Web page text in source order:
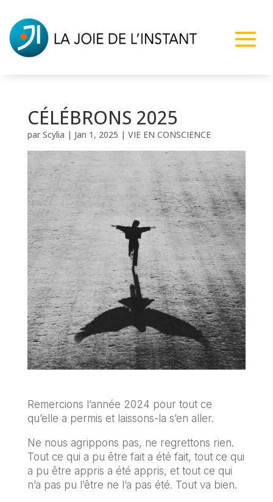
CÉLÉBRONS 2025
par Scylia | Jan 1, 2025 | VIE EN CONSCIENCE
Remercions l’année 2024 pour tout ce
qu’elle a permis et laissons-la s’en aller.
Ne nous agrippons pas, ne regrettons rien.
Tout ce qui a pu être fait a été fait, tout ce qui
a pu être appris a été appris, et tout ce qui
n’a pas pu l’être ne l’a pas été. Tout va bien.